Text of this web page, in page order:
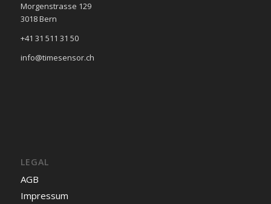
Morgenstrasse 129
3018 Bern
+41 31 511 31 50
info@timesensor.ch
LEGAL
AGB
Impressum